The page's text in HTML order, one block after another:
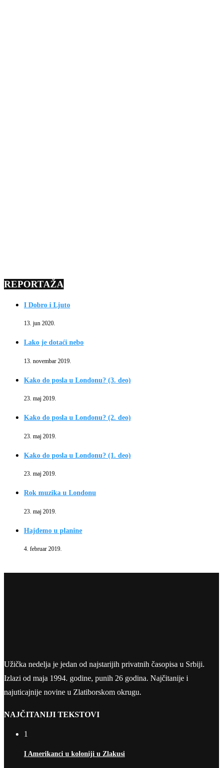
REPORTAŽA
I Dobro i Ljuto
13. jun 2020.
Lako je dotaći nebo
13. novembar 2019.
Kako do posla u Londonu? (3. deo)
23. maj 2019.
Kako do posla u Londonu? (2. deo)
23. maj 2019.
Kako do posla u Londonu? (1. deo)
23. maj 2019.
Rok muzika u Londonu
23. maj 2019.
Hajdemo u planine
4. februar 2019.
Užička nedelja je jedan od najstarijih privatnih časopisa u Srbiji.
Izlazi od maja 1994. godine, punih 26 godina. Najčitanije i
najuticajnije novine u Zlatiborskom okrugu.
NAJČITANIJI TEKSTOVI
1
I Amerikanci u koloniji u Zlakusi